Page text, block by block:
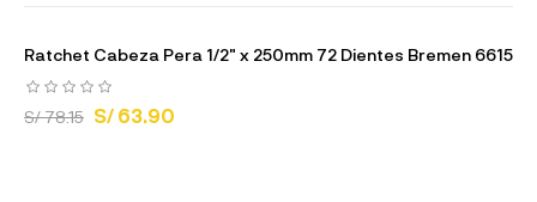
Ratchet Cabeza Pera 1/2" x 250mm 72 Dientes Bremen 6615
S/ 78.15 S/ 63.90